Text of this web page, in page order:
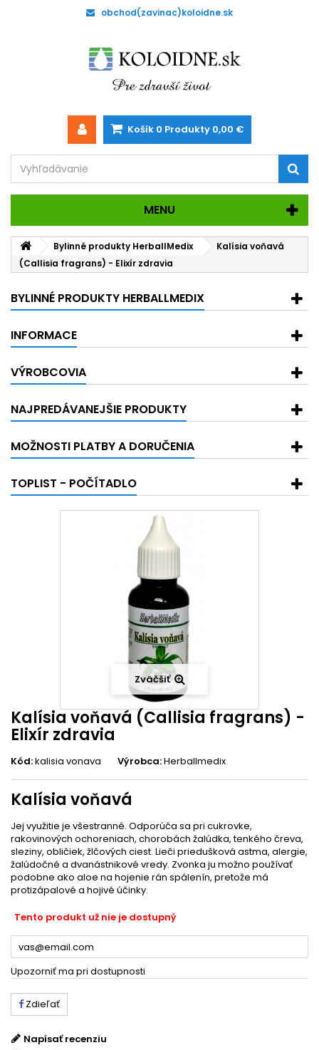
obchod(zavinac)koloidne.sk
Košík 0 Produkty 0,00 €
MENU
Bylinné produkty HerballMedix
Kalísia voňavá
(Callisia fragrans) - Elixír zdravia
BYLINNÉ PRODUKTY HERBALLMEDIX
INFORMACE
VÝROBCOVIA
NAJPREDÁVANEJŠIE PRODUKTY
MOŽNOSTI PLATBY A DORUČENIA
TOPLIST - POČÍTADLO
Zväčšiť
Kalísia voňavá (Callisia fragrans) -
Elixír zdravia
Kód:kalisia vonava Výrobca:Herballmedix
Kalísia voňavá
Jej využitie je všestranné. Odporúča sa pri cukrovke,
rakovinových ochoreniach, chorobách žalúdka, tenkého čreva,
sleziny, obličiek, žlčových ciest. Lieči priedušková astma, alergie,
žalúdočné a dvanástnikové vredy. Zvonka ju možno používať
podobne ako aloe na hojenie rán spálenín, pretože má
protizápalové a hojivé účinky.
Tento produkt už nie je dostupný
Upozorniť ma pri dostupnosti
Zdieľať
Napísať recenziu